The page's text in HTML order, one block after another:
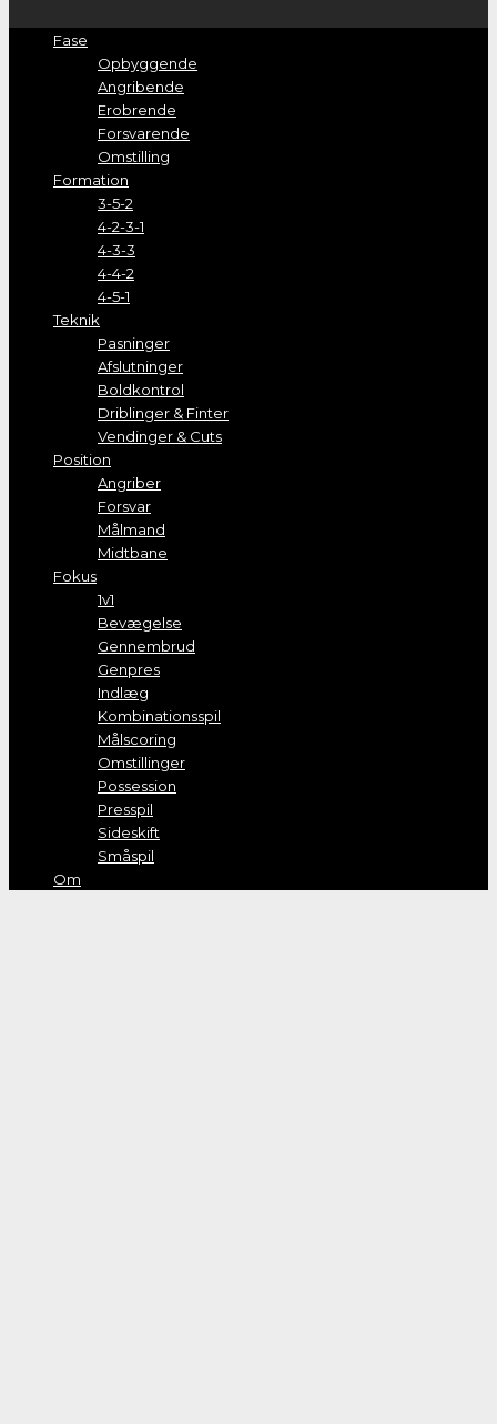
Fase
Opbyggende
Angribende
Erobrende
Forsvarende
Omstilling
Formation
3-5-2
4-2-3-1
4-3-3
4-4-2
4-5-1
Teknik
Pasninger
Afslutninger
Boldkontrol
Driblinger & Finter
Vendinger & Cuts
Position
Angriber
Forsvar
Målmand
Midtbane
Fokus
1v1
Bevægelse
Gennembrud
Genpres
Indlæg
Kombinationsspil
Målscoring
Omstillinger
Possession
Presspil
Sideskift
Småspil
Om